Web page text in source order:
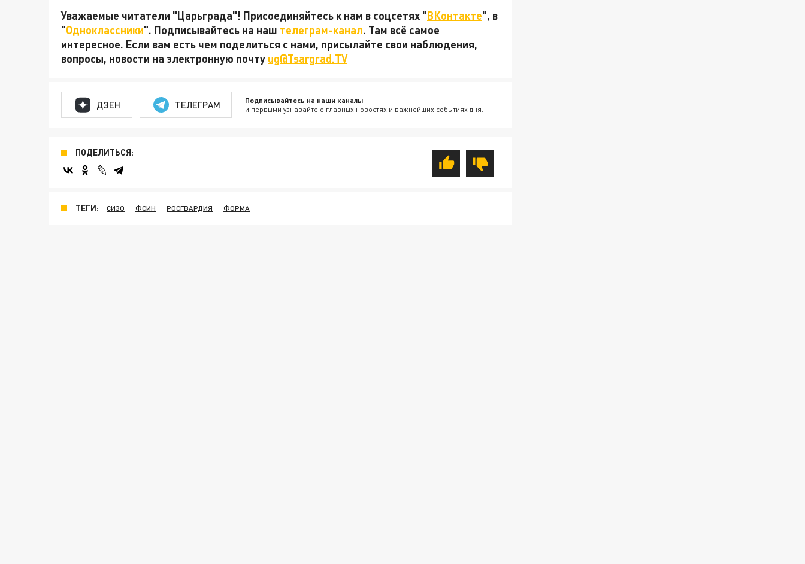
Уважаемые читатели "Царьграда"! Присоединяйтесь к нам в соцсетях "ВКонтакте", в
"Одноклассники". Подписывайтесь на наш телеграм-канал. Там всё самое
интересное. Если вам есть чем поделиться с нами, присылайте свои наблюдения,
вопросы, новости на электронную почту ug@Tsargrad.TV
ДЗЕН ТЕЛЕГРАМ Подписывайтесь на наши каналы
и первыми узнавайте о главных новостях и важнейших событиях дня.
ПОДЕЛИТЬСЯ:
ТЕГИ: СИЗО ФСИН РОСГВАРДИЯ ФОРМА